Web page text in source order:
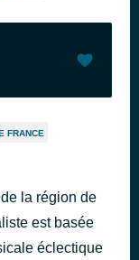
FRANCE
la région de
est basée
éclectique